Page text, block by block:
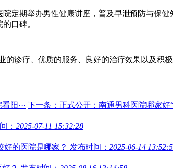
定期举办男性健康讲座，普及早泄预防与保
口碑。
的诊疗、优质的服务、良好的治疗效果以及积
阳··· 下一条：正式公开：南通男科医院哪家好
： 2025-07-11 15:32:28
好的医院是哪家？ 发布时间： 2025-06-14